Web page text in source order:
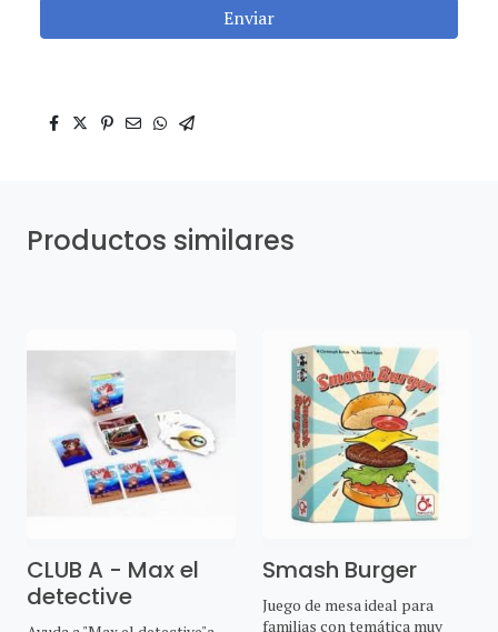
Enviar
Productos similares
CLUB A - Max el
detective
Smash Burger
Juego de mesa ideal para
familias con temática muy